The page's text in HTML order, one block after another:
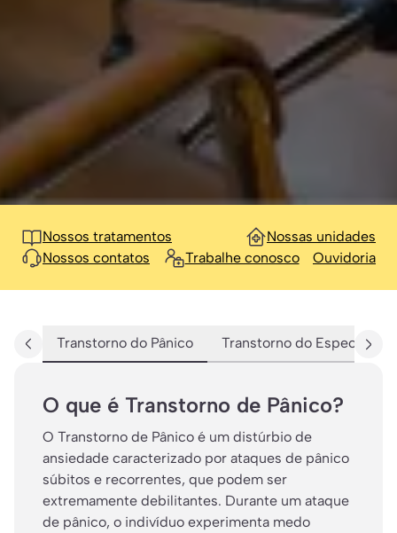
Nossos tratamentos
Nossas unidades
Nossos contatos
Trabalhe conosco Ouvidoria
Transtorno do Pânico Transtorno do Espectro
O que é Transtorno de Pânico?
O Transtorno de Pânico é um distúrbio de
ansiedade caracterizado por ataques de pânico
súbitos e recorrentes, que podem ser
extremamente debilitantes. Durante um ataque
de pânico, o indivíduo experimenta medo